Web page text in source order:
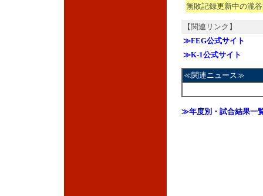
無敗記録更新中の瀧
【関連リンク】
≫FEG公式サイト
≫K-1公式サイト
≪関連ニュース≫
≫年度別・試合結果一